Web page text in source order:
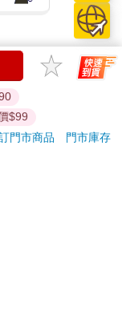
話要求您前往
！
為全新狀態**
費者保護處公告之
$99
門市商品
門市庫存